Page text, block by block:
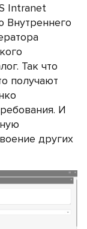
Intranet
Так что
получают
И
других